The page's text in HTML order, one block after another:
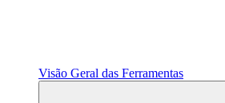
Visão Geral das Ferramentas